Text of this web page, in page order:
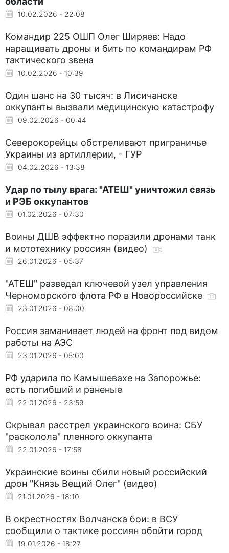
10.02.2026 - 22:08
Командир 225 ОШП Олег Ширяев: Надо
наращивать дроны и бить по командирам РФ
тактического звена
10.02.2026 - 10:39
Один шанс на 30 тысяч: в Лисичанске
оккупанты вызвали медицинскую катастрофу
09.02.2026 - 00:44
Северокорейцы обстреливают приграничье
Украины из артиллерии, - ГУР
04.02.2026 - 13:38
Удар по тылу врага: "АТЕШ" уничтожил связь
и РЭБ оккупантов
01.02.2026 - 07:30
Воины ДШВ эффектно поразили дронами танк
и мототехнику россиян (видео)
26.01.2026 - 05:37
"АТЕШ" разведал ключевой узел управления
Черноморского флота РФ в Новороссийске
23.01.2026 - 08:00
Россия заманивает людей на фронт под видом
работы на АЭС
23.01.2026 - 05:00
РФ ударила по Камышевахе на Запорожье:
есть погибший и раненые
22.01.2026 - 23:59
Скрывал расстрел украинского воина: СБУ
"расколола" пленного оккупанта
22.01.2026 - 17:58
Украинские воины сбили новый российский
дрон "Князь Вещий Олег" (видео)
21.01.2026 - 18:10
В окрестностях Волчанска бои: в ВСУ
сообщили о тактике россиян обойти город
19.01.2026 - 18:27